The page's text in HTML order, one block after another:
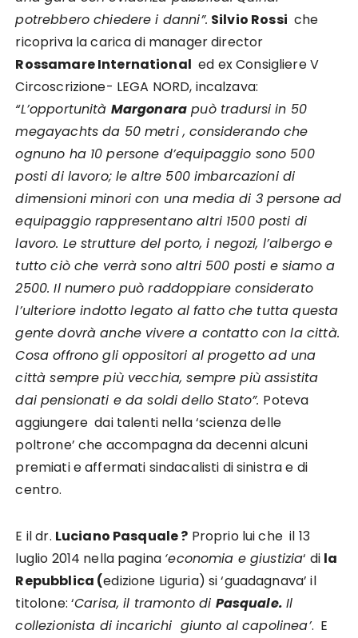
potrebbero chiedere i danni”. Silvio Rossi che
ricopriva la carica di manager director
Rossamare International ed ex Consigliere V
Circoscrizione- LEGA NORD, incalzava:
“L’opportunità Margonara può tradursi in 50
megayachts da 50 metri , considerando che
ognuno ha 10 persone d’equipaggio sono 500
posti di lavoro; le altre 500 imbarcazioni di
dimensioni minori con una media di 3 persone ad
equipaggio rappresentano altri 1500 posti di
lavoro. Le strutture del porto, i negozi, l’albergo e
tutto ciò che verrà sono altri 500 posti e siamo a
2500. Il numero può raddoppiare considerato
l’ulteriore indotto legato al fatto che tutta questa
gente dovrà anche vivere a contatto con la città.
Cosa offrono gli oppositori al progetto ad una
città sempre più vecchia, sempre più assistita
dai pensionati e da soldi dello Stato”. Poteva
aggiungere dai talenti nella ‘scienza delle
poltrone’ che accompagna da decenni alcuni
premiati e affermati sindacalisti di sinistra e di
centro.
E il dr. Luciano Pasquale ? Proprio lui che il 13
luglio 2014 nella pagina ‘economia e giustizia‘ di la
Repubblica (edizione Liguria) si ‘guadagnava’ il
titolone: ‘Carisa, il tramonto di Pasquale.Il
collezionista di incarichi giunto al capolinea’. E